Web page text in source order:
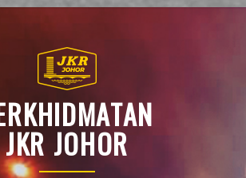
JKR JOHOR